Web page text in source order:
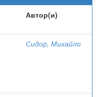
Автор(и)
Сидор, Михайло